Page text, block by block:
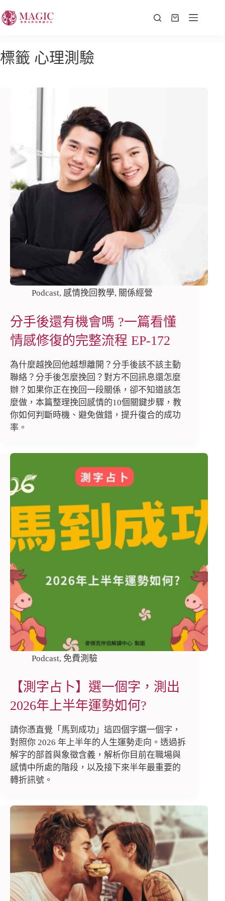
標籤 心理測驗
Podcast, 感情挽回教學, 關係經營
分手後還有機會嗎 ?一篇看懂
情感修復的完整流程 EP-172
為什麼越挽回他越想離開？分手後該不該主動
聯絡？分手後怎麼挽回？對方不回訊息還怎麼
辦？如果你正在挽回一段關係，卻不知道該怎
麼做，本篇整理挽回感情的10個關鍵步驟，教
你如何判斷時機、避免做錯，提升復合的成功
率。
Podcast, 免費測驗
【測字占卜】選一個字，測出
2026年上半年運勢如何?
請你憑直覺「馬到成功」這四個字選一個字，
對照你 2026 年上半年的人生運勢走向。透過拆
解字的部首與象徵含義，解析你目前在職場與
感情中所處的階段，以及接下來半年最重要的
轉折訊號。